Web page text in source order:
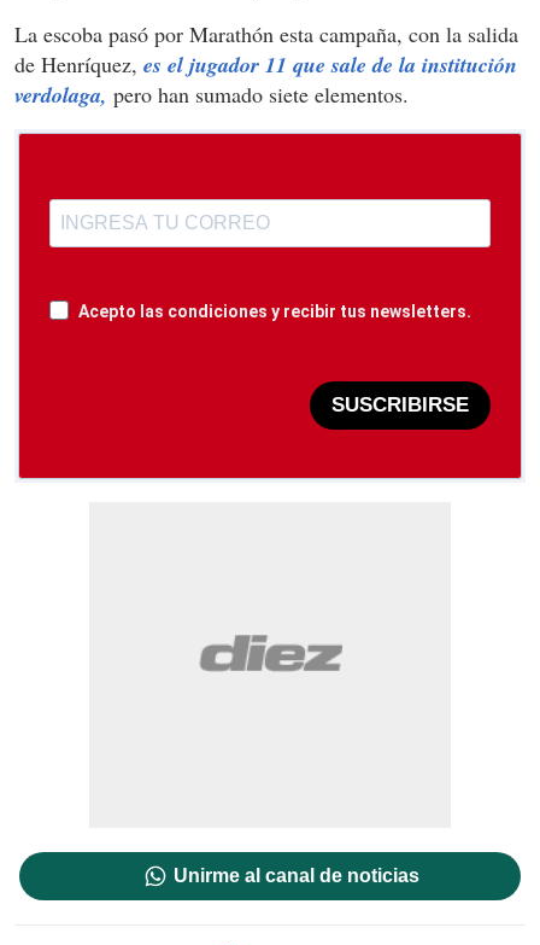
La escoba pasó por Marathón esta campaña, con la salida
de Henríquez, es el jugador 11 que sale de la institución
verdolaga, pero han sumado siete elementos.
Acepto las condiciones y recibir tus newsletters.
SUSCRIBIRSE
Unirme al canal de noticias